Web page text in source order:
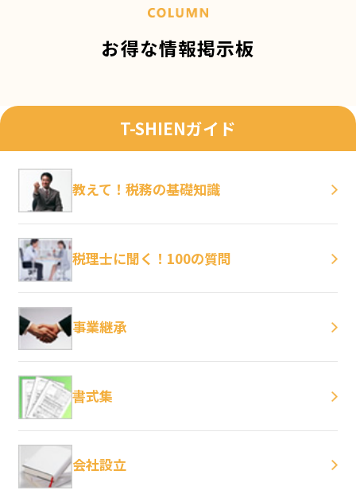
お得な情報掲示板
T-SHIENガイド
教えて！税務の基礎知識
税理士に聞く！100の質問
事業継承
書式集
会社設立